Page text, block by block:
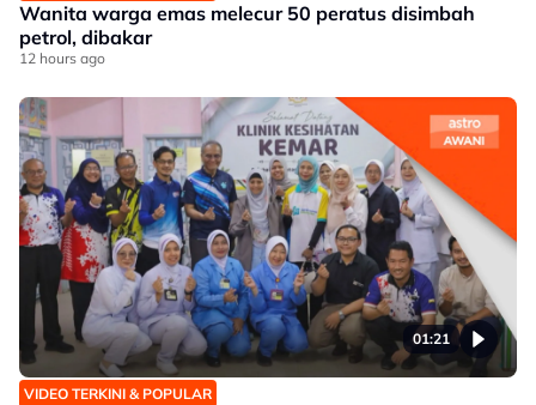
Wanita warga emas melecur 50 peratus disimbah
petrol, dibakar
12 hours ago
01:21
VIDEO TERKINI & POPULAR